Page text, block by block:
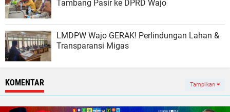
Tambang Pasir ke DPRD Wajo
LMDPW Wajo GERAK! Perlindungan Lahan &
Transparansi Migas
KOMENTAR Tampilkan